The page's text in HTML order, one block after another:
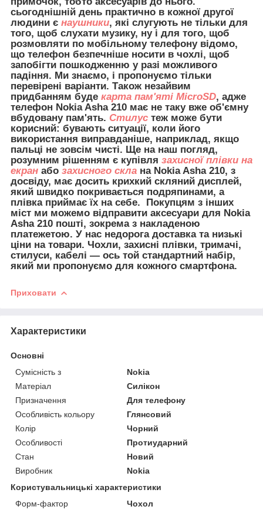
сьогоднішній день практично в кожної другої
людини є наушники, які слугують не тільки для
того, щоб слухати музику, ну і для того, щоб
розмовляти по мобільному телефону відомо,
що телефон безпечніше носити в чохлі, щоб
запобігти пошкодженню у разі можливого
падіння. Ми знаємо, і пропонуємо тільки
перевірені варіанти. Також незайвим
придбанням буде карта пам'яті MicroSD, адже
телефон Nokia Asha 210 має не таку вже об'ємну
вбудовану пам'ять. Стилус теж може бути
корисний: бувають ситуації, коли його
використання виправданіше, наприклад, якщо
пальці не зовсім чисті. Ще на наш погляд,
розумним рішенням є купівля захисної плівки на
екран або захисного скла на Nokia Asha 210, з
досвіду, має досить крихкий скляний дисплей,
який швидко покривається подряпинами, а
плівка приймає їх на себе. Покупцям з інших
міст ми можемо відправити аксесуари для Nokia
Asha 210 пошті, зокрема з накладеною
платежетою. У нас недорога доставка та низькі
ціни на товари. Чохли, захисні плівки, тримачі,
стилуси, кабелі — ось той стандартний набір,
який ми пропонуємо для кожного смартфона.
Приховати
Характеристики
Основні
Сумісність з
Nokia
Матеріал
Силікон
Призначення
Для телефону
Особливість кольору
Глянсовий
Колір
Чорний
Особливості
Протиударний
Стан
Новий
Виробник
Nokia
Користувальницькі характеристики
Форм-фактор
Чохол